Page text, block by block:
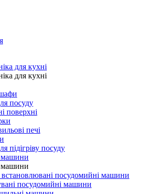
для кухні
для кухні
посуду
поверхні
печі
підігріву посуду
машини
машини
посудомийні машини
посудомийні машини